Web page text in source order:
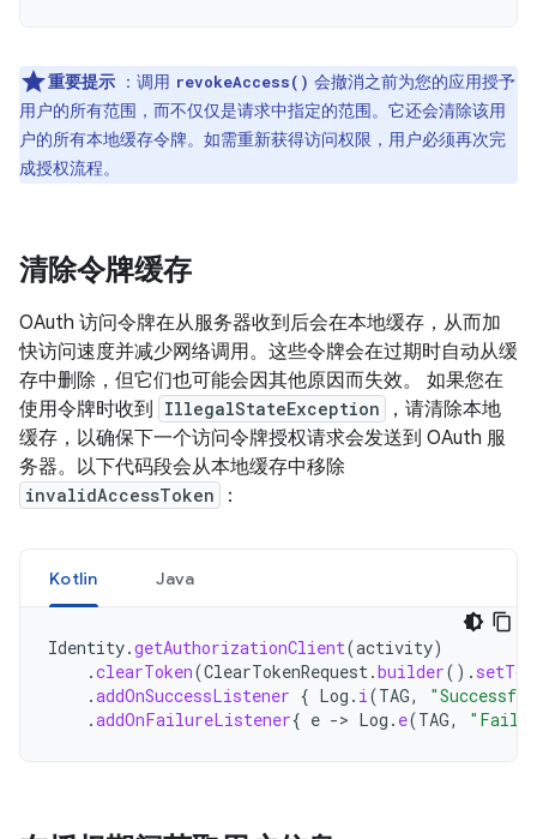
重要提示 ：调用 revokeAccess() 会撤消之前为您的应用授予
用户的所有范围，而不仅仅是请求中指定的范围。它还会清除该用
户的所有本地缓存令牌。如需重新获得访问权限，用户必须再次完
成授权流程。
清除令牌缓存
OAuth 访问令牌在从服务器收到后会在本地缓存，从而加
快访问速度并减少网络调用。这些令牌会在过期时自动从缓
存中删除，但它们也可能会因其他原因而失效。 如果您在
使用令牌时收到
IllegalStateException
，请清除本地
缓存，以确保下一个访问令牌授权请求会发送到 OAuth 服
务器。以下代码段会从本地缓存中移除
invalidAccessToken ：
Kotlin Java
Identity.getAuthorizationClient(activity)
.clearToken(ClearTokenRequest.builder().
.addOnSuccessListener { Log . i(TAG,
.addOnFailureListener{ e -> Log . e(TAG,